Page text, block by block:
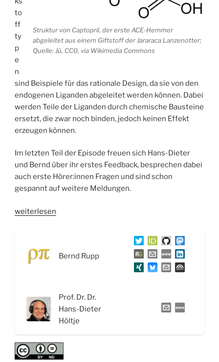
Struktur von Captopril, der erste ACE-Hemmer
abgeleitet aus einem Giftstoff der Jararaca Lanzenotter;
Quelle: Jü, CC0, via Wikimedia Commons
to
ff
ty
p
e
n
sind Beispiele für das rationale Design, da sie von den
endogenen Liganden abgeleitet werden können. Dabei
werden Teile der Liganden durch chemische Bausteine
ersetzt, die zwar noch binden, jedoch keinen Effekt
erzeugen können.
Im letzten Teil der Episode freuen sich Hans-Dieter
und Bernd über ihr erstes Feedback, besprechen dabei
auch erste Hörer:innen Fragen und sind schon
gespannt auf weitere Meldungen.
„WSR048
ACE-
gegen
Bluthochduck“
weiterlesen
Bernd Rupp
Prof. Dr. Dr.
Hans-Dieter
Höltje